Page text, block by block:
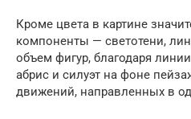
Кроме цвета в картине
компоненты — светотени,
объем фигур, благодаря
абрис и силуэт на фоне
движений, направленных в